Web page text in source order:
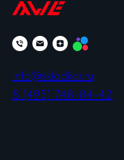
info@skladkar.ru
8 (495) 748-84-42